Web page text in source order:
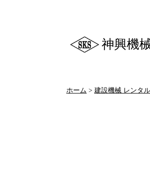
神興機
ホーム > 建設機械 レンタル